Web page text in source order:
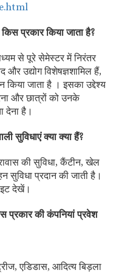
प्रकार किया जाता है?
से पूरे सेमेस्टर में निरंतर
और उद्योग विशेषज्ञशामिल हैं,
किया जाता है । इसका उद्देश्य
और छात्रों को उनके
देना है।
सुविधाएं क्या क्या हैं?
की सुविधा, कैंटीन, खेल
सुविधा प्रदान की जाती है।
देखें।
प्रकार की कंपनियां प्रवेश
एडिडास, आदित्य बिड़ला